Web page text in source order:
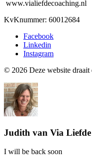
www.vialiefdecoaching.nl
KvKnummer: 60012684
Facebook
Linkedin
Instagram
© 2026 Deze website draait
Judith van Via
I will be back soon